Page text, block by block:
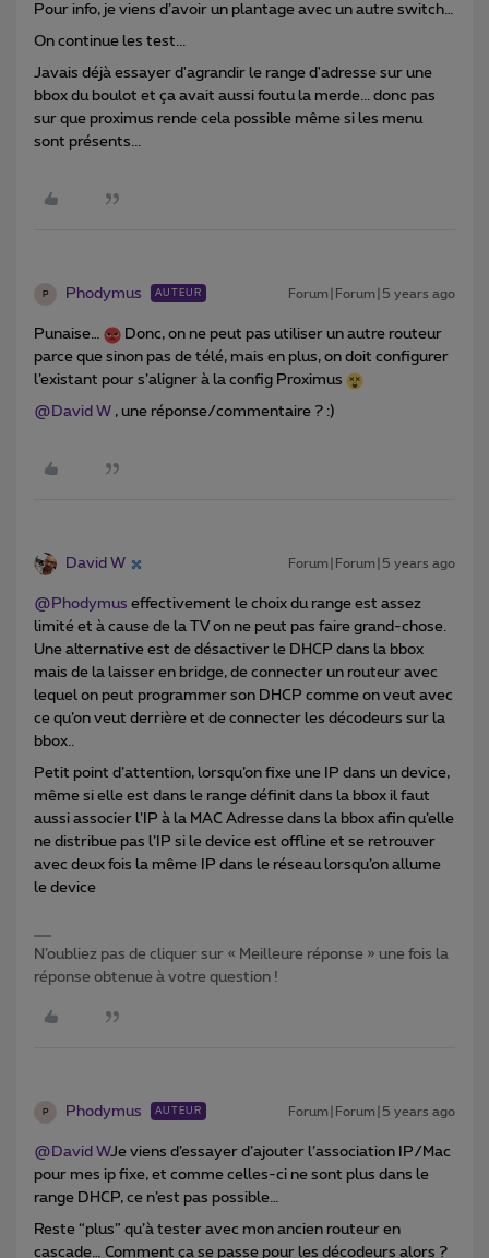
Pour info, je viens d’avoir un plantage avec un autre switch…
On continue les test...
Javais déjà essayer d'agrandir le range d'adresse sur une
bbox du boulot et ça avait aussi foutu la merde... donc pas
sur que proximus rende cela possible même si les menu
sont présents...
P Phodymus AUTEUR Forum|Forum|5 years ago
Punaise…
Donc, on ne peut pas utiliser un autre routeur
parce que sinon pas de télé, mais en plus, on doit configurer
l’existant pour s’aligner à la config Proximus
@David W , une réponse/commentaire ? :)
David W Forum|Forum|5 years ago
@Phodymus effectivement le choix du range est assez
limité et à cause de la TV on ne peut pas faire grand-chose.
Une alternative est de désactiver le DHCP dans la bbox
mais de la laisser en bridge, de connecter un routeur avec
lequel on peut programmer son DHCP comme on veut avec
ce qu’on veut derrière et de connecter les décodeurs sur la
bbox..
Petit point d’attention, lorsqu’on fixe une IP dans un device,
même si elle est dans le range définit dans la bbox il faut
aussi associer l’IP à la MAC Adresse dans la bbox afin qu’elle
ne distribue pas l’IP si le device est offline et se retrouver
avec deux fois la même IP dans le réseau lorsqu’on allume
le device
N’oubliez pas de cliquer sur « Meilleure réponse » une fois la
réponse obtenue à votre question !
P Phodymus AUTEUR Forum|Forum|5 years ago
@David WJe viens d’essayer d’ajouter l’association IP/Mac
pour mes ip fixe, et comme celles-ci ne sont plus dans le
range DHCP, ce n’est pas possible…
Reste “plus” qu’à tester avec mon ancien routeur en
cascade… Comment ça se passe pour les décodeurs alors ?